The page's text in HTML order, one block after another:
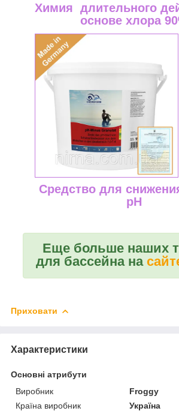
Химия длительного
основе хлора
Средство для
pH
Еще больше наших
для бассейна на
Приховати
Характеристики
Основні атрибути
Виробник
Froggy
Країна виробник
Україна